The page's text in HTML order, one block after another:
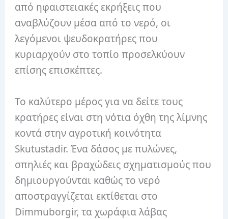
από ηφαιστειακές εκρήξεις που
αναβλύζουν μέσα από το νερό, οι
λεγόμενοι ψευδοκρατήρες που
κυριαρχούν στο τοπίο προσελκύουν
επίσης επισκέπτες.
Το καλύτερο μέρος για να δείτε τους
κρατήρες είναι στη νότια όχθη της λίμνης
κοντά στην αγροτική κοινότητα
Skutustadir. Ένα δάσος με πυλώνες,
σπηλιές και βραχώδεις σχηματισμούς που
δημιουργούνται καθώς το νερό
αποστραγγίζεται εκτίθεται στο
Dimmuborgir, τα χωράφια λάβας